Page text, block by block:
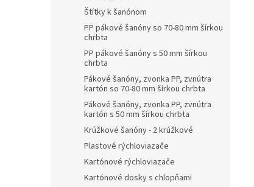
Štítky k šanónom
PP pákové šanóny so 70-80 mm šírkou
chrbta
PP pákové šanóny s 50 mm šírkou
chrbta
Pákové šanóny, zvonka PP, zvnútra
kartón so 70-80 mm šírkou chrbta
Pákové šanóny, zvonka PP, zvnútra
kartón s 50 mm šírkou chrbta
Krúžkové šanóny - 2 krúžkové
Plastové rýchloviazače
Kartónové rýchloviazače
Kartónové dosky s chlopňami